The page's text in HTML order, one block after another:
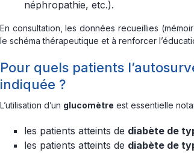
néphropathie, etc.).
En consultation, les données recueillies
le schéma thérapeutique et à renforcer
Pour quels patients
indiquée ?
L’utilisation d’un glucomètre est essentielle
les patients atteints de diabète de
les patients atteints de diabète de